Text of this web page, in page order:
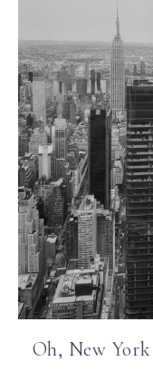
Oh, New